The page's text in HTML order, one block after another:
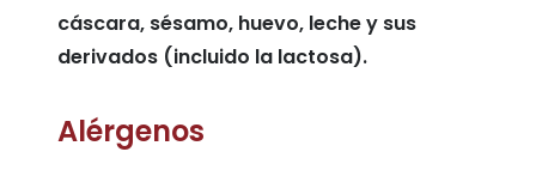
cáscara, sésamo, huevo, leche y sus
derivados (incluido la lactosa).
Alérgenos